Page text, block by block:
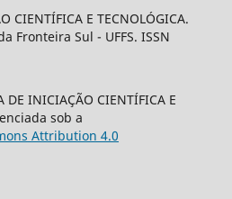
CIENTÍFICA E TECNOLÓGICA.
Fronteira Sul - UFFS. ISSN
DE INICIAÇÃO CIENTÍFICA E
sob a
Attribution 4.0